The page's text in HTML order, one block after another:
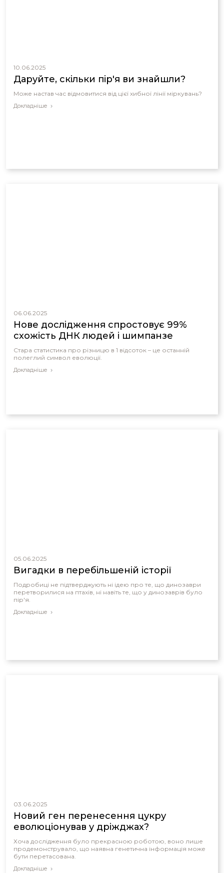
10.06.2025
Даруйте, скільки пір'я ви знайшли?
Може настав час відмовитися від цієї хибної лінії міркувань?
Докладніше
06.06.2025
Нове дослідження спростовує 99%
схожість ДНК людей і шимпанзе
Стара статистика про різницю в 1 відсоток – це останній
полеглий символ еволюції.
Докладніше
05.06.2025
Вигадки в перебільшеній історії
Подробиці не підтверджують ні ідею про те, що динозаври
перетворилися на птахів, ні навіть те, що у динозаврів було
пір'я.
Докладніше
03.06.2025
Новий ген перенесення цукру
еволюціонував у дріжджах?
Хоча дослідження було прекрасною роботою, воно лише
продемонструвало, що наявна генетична інформація може
бути перетасована.
Докладніше